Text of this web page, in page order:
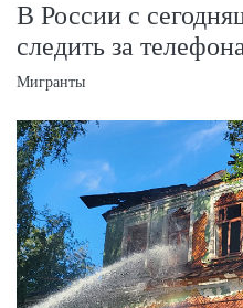
В России с
следить за
Мигранты